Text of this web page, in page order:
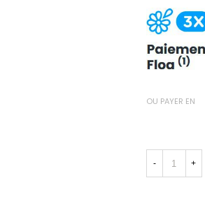
OU PAYER EN
- +